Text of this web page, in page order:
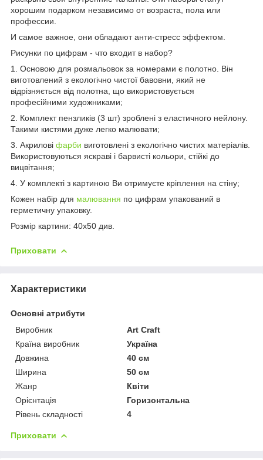
хорошим подарком независимо от возраста, пола или
профессии.
И самое важное, они обладают анти-стресс эффектом.
Рисунки по цифрам - что входит в набор?
1. Основою для розмальовок за номерами є полотно. Він
виготовлений з екологічно чистої бавовни, який не
відрізняється від полотна, що використовується
професійними художниками;
2. Комплект пензликів (3 шт) зроблені з еластичного нейлону.
Такими кистями дуже легко малювати;
3. Акрилові фарби виготовлені з екологічно чистих матеріалів.
Використовуються яскраві і барвисті кольори, стійкі до
вицвітання;
4. У комплекті з картиною Ви отримуєте кріплення на стіну;
Кожен набір для малювання по цифрам упакований в
герметичну упаковку.
Розмір картини: 40х50 див.
Приховати
Характеристики
Основні атрибути
Виробник
Art Craft
Країна виробник
Україна
Довжина
40 см
Ширина
50 см
Жанр
Квіти
Орієнтація
Горизонтальна
Рівень складності
4
Приховати